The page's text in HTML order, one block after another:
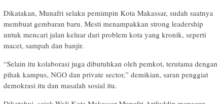
Dikatakan, Munafri selaku pemimpin Kota Makassar, sudah saatnya
membuat gembaran baru. Mesti menampakkan strong leadership
untuk mencari jalan keluar dari problem kota yang kronik, seperti
macet, sampah dan banjir.
“Selain itu kolaborasi juga dibutuhkan oleh pemkot, terutama dengan
pihak kampus, NGO dan private sector,” demikian, saran penggiat
demokrasi itu dan masalah sosial itu.